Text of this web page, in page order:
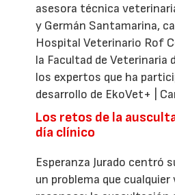
asesora técnica
y Germán Santamarina,
Hospital Veterinario Rof
la Facultad de Veterinaria
los expertos que ha
desarrollo de EkoVet+ |
Los retos de la
día clínico
Esperanza Jurado centró
un problema que